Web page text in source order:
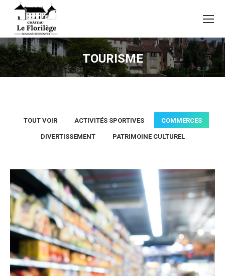
TOURISME
TOUT VOIR ACTIVITÉS SPORTIVES COMMERCES
DIVERTISSEMENT PATRIMOINE CULTUREL